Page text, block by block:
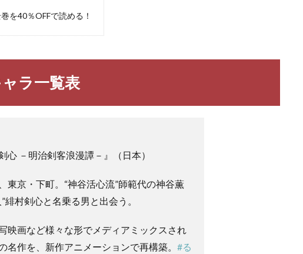
を40％OFFで読める！
ラ一覧表
心 －明治剣客浪漫譚－』（日本）
東京・下町。“神谷活心流”師範代の神谷薫
緋村剣心と名乗る男と出会う。
映画など様々な形でメディアミックスされ
名作を、新作アニメーションで再構築。 #る